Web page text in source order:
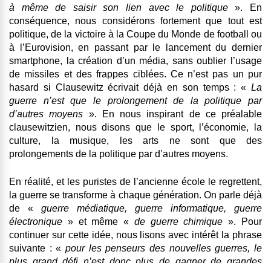
à même de saisir son lien avec le politique». En
conséquence, nous considérons fortement que tout est
politique, de la victoire à la Coupe du Monde de football ou
à l’Eurovision, en passant par le lancement du dernier
smartphone, la création d’un média, sans oublier l’usage
de missiles et des frappes ciblées. Ce n’est pas un pur
hasard si Clausewitz écrivait déjà en son temps : « La
guerre n’est que le prolongement de la politique par
d’autres moyens ». En nous inspirant de ce préalable
clausewitzien, nous disons que le sport, l’économie, la
culture, la musique, les arts ne sont que des
prolongements de la politique par d’autres moyens.
En réalité, et les puristes de l’ancienne école le regrettent,
la guerre se transforme à chaque génération. On parle déjà
de « guerre médiatique, guerre informatique, guerre
électronique » et même « de guerre chimique ». Pour
continuer sur cette idée, nous lisons avec intérêt la phrase
suivante : « pour les penseurs des nouvelles guerres, le